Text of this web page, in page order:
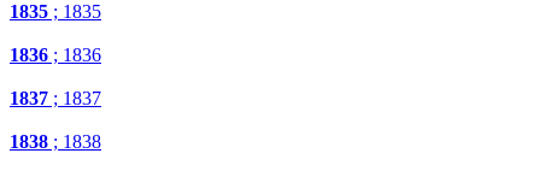
1835 ; 1835
1836 ; 1836
1837 ; 1837
1838 ; 1838